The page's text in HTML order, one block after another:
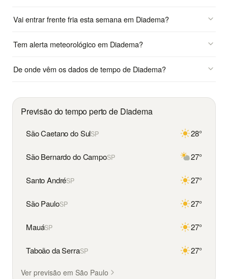
Vai entrar frente fria esta semana em Diadema?
Tem alerta meteorológico em Diadema?
De onde vêm os dados de tempo de Diadema?
Previsão do tempo perto de Diadema
São Caetano do SulSP 28°
São Bernardo do CampoSP 27°
Santo AndréSP 27°
São PauloSP 27°
MauáSP 27°
Taboão da SerraSP 27°
Ver previsão em São Paulo